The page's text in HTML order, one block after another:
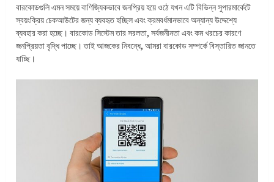
বারকোডগুলি এমন সময়ে বাণিজ্যিকভাবে জনপ্রিয় হয়ে ওঠে যখন এটি বিভিন্ন সুপারমার্কেটে
স্বয়ংক্রিয় চেকআউটের জন্য ব্যবহৃত হচ্ছিল এবং ক্রমবর্ধমানভাবে অন্যান্য উদ্দেশ্যে
ব্যবহার করা হচ্ছে। বারকোড সিস্টেম তার সরলতা, সর্বজনীনতা এবং কম খরচের কারণে
জনপ্রিয়তা বৃদ্ধি পাচ্ছে। তাই আজকের নিবন্ধে, আমরা বারকোড সম্পর্কে বিস্তারিত জানতে
যাচ্ছি।